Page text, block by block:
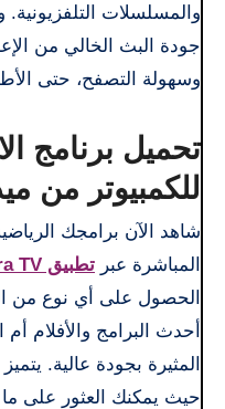
والمسلسلات
جودة البث الخالي من
وسهولة التصفح، حتى
للكمبيوتر من
شاهد الآن برامجك
المباشرة عبر تطبيق Al Ostoura TV
الحصول على أي نوع من
أحدث البرامج والأفلام
المثيرة بجودة عالية.
حيث يمكنك العثور على